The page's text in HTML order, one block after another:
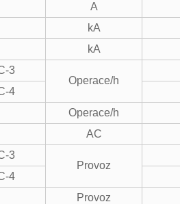
A
kA
kA
3
Operace/h
4
Operace/h
AC
3
Provoz
4
Provoz